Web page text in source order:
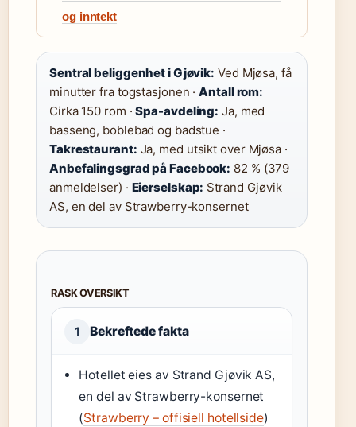
og inntekt
Sentral beliggenhet i Gjøvik: Ved Mjøsa, få
minutter fra togstasjonen ·Antall rom:
Cirka 150 rom ·Spa-avdeling: Ja, med
basseng, boblebad og badstue ·
Takrestaurant: Ja, med utsikt over Mjøsa ·
Anbefalingsgrad på Facebook: 82 % (379
anmeldelser) · Eierselskap: Strand Gjøvik
AS, en del av Strawberry-konsernet
RASK OVERSIKT
1 Bekreftede fakta
Hotellet eies av Strand Gjøvik AS,
en del av Strawberry-konsernet
(Strawberry – offisiell hotellside)